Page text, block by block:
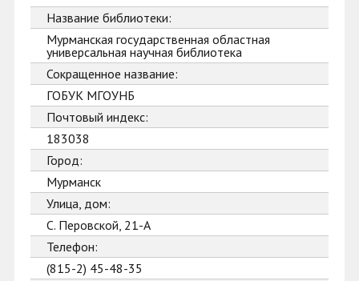
Название библиотеки:
Мурманская государственная областная
универсальная научная библиотека
Сокращенное название:
ГОБУК МГОУНБ
Почтовый индекс:
183038
Город:
Мурманск
Улица, дом:
С. Перовской, 21-А
Телефон:
(815-2) 45-48-35